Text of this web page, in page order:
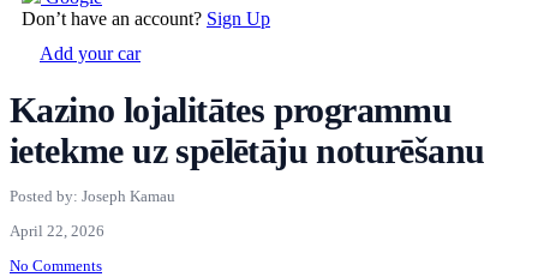
Don’t have an account? Sign Up
Add your car
Kazino lojalitātes programmu
ietekme uz spēlētāju noturēšanu
Posted by: Joseph Kamau
April 22, 2026
No Comments